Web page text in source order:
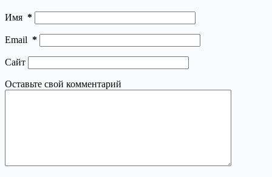
Имя *
Email *
Сайт
Оставьте свой комментарий